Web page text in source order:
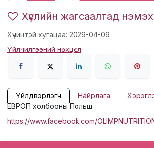
Хүслийн жагсаалтад нэмэх
Хүчинтэй хугацаа: 2029-04-09
Үйлчилгээний нөхцөл
Үйлдвэрлэгч Найрлага
ЕВРОП холбооны Польш
https://www.facebook.com/